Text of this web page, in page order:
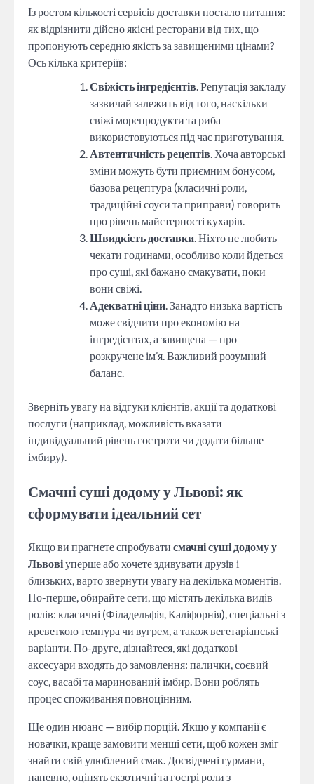
Із ростом кількості сервісів доставки постало питання:
як відрізнити дійсно якісні ресторани від тих, що
пропонують середню якість за завищеними цінами?
Ось кілька критеріїв:
Свіжість інгредієнтів. Репутація закладу
зазвичай залежить від того, наскільки
свіжі морепродукти та риба
використовуються під час приготування.
Автентичність рецептів. Хоча авторські
зміни можуть бути приємним бонусом,
базова рецептура (класичні роли,
традиційні соуси та приправи) говорить
про рівень майстерності кухарів.
Швидкість доставки. Ніхто не любить
чекати годинами, особливо коли йдеться
про суші, які бажано смакувати, поки
вони свіжі.
Адекватні ціни. Занадто низька вартість
може свідчити про економію на
інгредієнтах, а завищена — про
розкручене ім’я. Важливий розумний
баланс.
Зверніть увагу на відгуки клієнтів, акції та додаткові
послуги (наприклад, можливість вказати
індивідуальний рівень гостроти чи додати більше
імбиру).
Смачні суші додому у Львові: як
сформувати ідеальний сет
Якщо ви прагнете спробувати смачні суші додому у
Львовіуперше або хочете здивувати друзів і
близьких, варто звернути увагу на декілька моментів.
По-перше, обирайте сети, що містять декілька видів
ролів: класичні (Філадельфія, Каліфорнія), спеціальні з
креветкою темпура чи вугрем, а також вегетаріанські
варіанти. По-друге, дізнайтеся, які додаткові
аксесуари входять до замовлення: палички, соєвий
соус, васабі та маринований імбир. Вони роблять
процес споживання повноцінним.
Ще один нюанс — вибір порцій. Якщо у компанії є
новачки, краще замовити менші сети, щоб кожен зміг
знайти свій улюблений смак. Досвідчені гурмани,
напевно, оцінять екзотичні та гострі роли з